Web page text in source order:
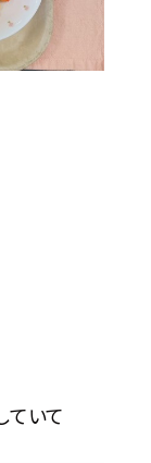
ていて